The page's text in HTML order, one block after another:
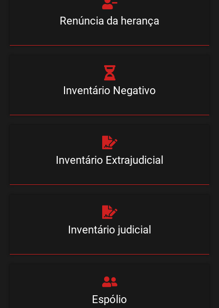
Renúncia da herança
Inventário Negativo
Inventário Extrajudicial
Inventário judicial
Espólio